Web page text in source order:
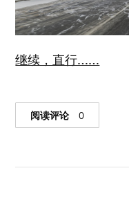
继续，直行……
阅读评论 0